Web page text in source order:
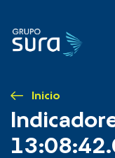
Inicio